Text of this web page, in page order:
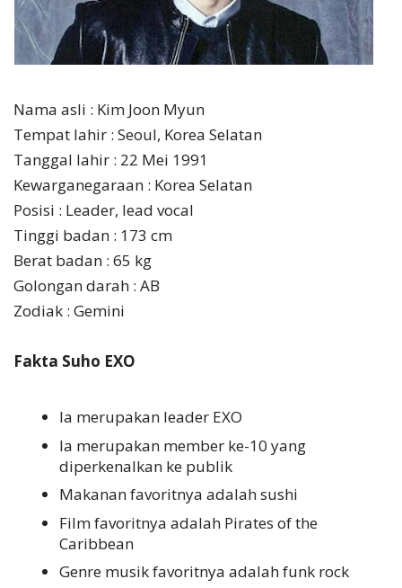
Nama asli : Kim Joon Myun
Tempat lahir : Seoul, Korea Selatan
Tanggal lahir : 22 Mei 1991
Kewarganegaraan : Korea Selatan
Posisi : Leader, lead vocal
Tinggi badan : 173 cm
Berat badan : 65 kg
Golongan darah : AB
Zodiak : Gemini
Fakta Suho EXO
Ia merupakan leader EXO
Ia merupakan member ke-10 yang
diperkenalkan ke publik
Makanan favoritnya adalah sushi
Film favoritnya adalah Pirates of the
Caribbean
Genre musik favoritnya adalah funk rock